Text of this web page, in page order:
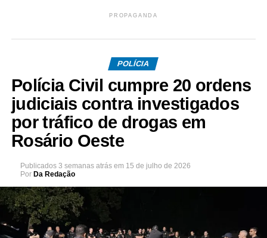
PROPAGANDA
POLÍCIA
Polícia Civil cumpre 20 ordens
judiciais contra investigados
por tráfico de drogas em
Rosário Oeste
Publicados 3 semanas atrás em 15 de julho de 2026
Por Da Redação